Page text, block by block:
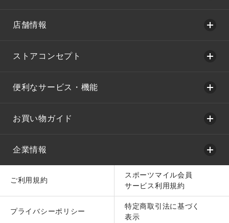
店舗情報
ストアコンセプト
便利なサービス・機能
お買い物ガイド
企業情報
ご利用規約
スポーツマイル会員
サービス利用規約
プライバシーポリシー
特定商取引法に基づく
表示